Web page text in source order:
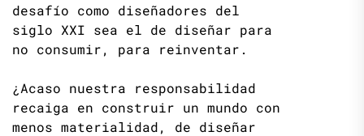
desafío como diseñadores del
siglo XXI sea el de diseñar para
no consumir, para reinventar.
¿Acaso nuestra responsabilidad
recaiga en construir un mundo con
menos materialidad, de diseñar